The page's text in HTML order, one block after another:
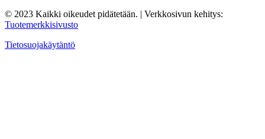
© 2023 Kaikki oikeudet pidätetään. | Verkkosivun kehitys:
Tuotemerkkisivusto
Tietosuojakäytäntö